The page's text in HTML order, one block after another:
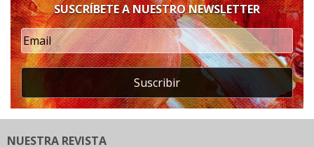
SUSCRÍBETE A NUESTRO NEWSLETTER
Suscribir
NUESTRA REVISTA